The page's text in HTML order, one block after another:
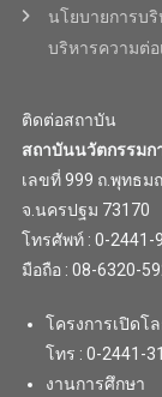
นโยบายการบ
บริหารความต่อ
ติดต่อสถาบัน
สถาบันนวัตกรรมก
เลขที่ 999 ถ.พุทธ
จ.นครปฐม 73170
โทรศัพท์ : 0-2441-
มือถือ : 08-6320-
โครงการเปิด
โทร : 0-2441-
งานการศึกษา